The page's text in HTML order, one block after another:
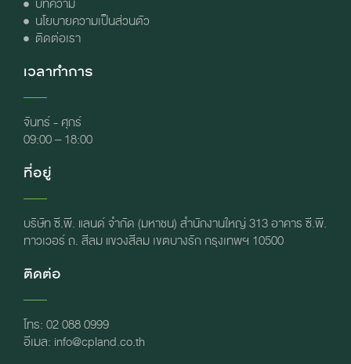
บทความ
นโยบายความเป็นส่วนตัว
ติดต่อเรา
เวลาทำการ
จันทร์ - ศุกร์
09:00 – 18:00
ที่อยู่
บริษัท ซี.พี. แลนด์ จำกัด (มหาชน) สำนักงานใหญ่ 313 อาคาร ซี.พี.
ทาวเวอร์ ถ. สีลม แขวงสีลม เขตบางรัก กรุงเทพฯ 10500
ติดต่อ
โทร: 02 088 0999
อีเมล: info@cpland.co.th